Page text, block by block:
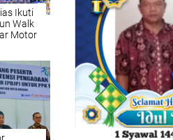
Ikuti
Walk
Motor